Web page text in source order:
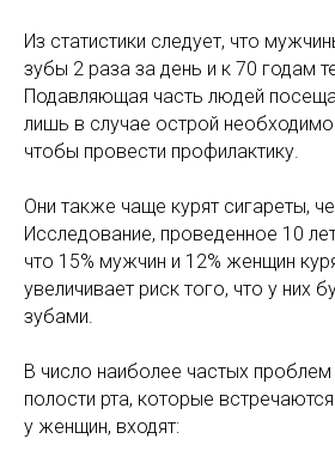
Из статистики следует, что
зубы 2 раза за день и к 70 годам
Подавляющая часть людей
лишь в случае острой
чтобы провести профилактику.
Они также чаще курят сигареты,
Исследование, проведенное 10
что 15% мужчин и 12% женщин
увеличивает риск того, что у них
зубами.
В число наиболее частых
полости рта, которые
у женщин, входят: